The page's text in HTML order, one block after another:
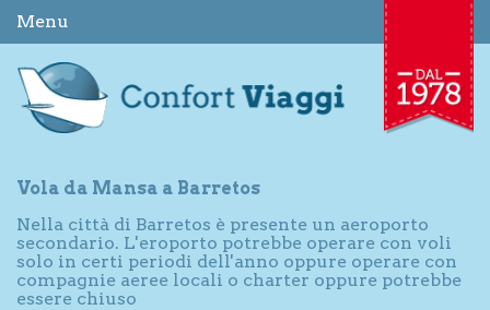
Menu
Vola da Mansa a Barretos
Nella città di Barretos è presente un aeroporto
secondario. L'eroporto potrebbe operare con voli
solo in certi periodi dell'anno oppure operare con
compagnie aeree locali o charter oppure potrebbe
essere chiuso